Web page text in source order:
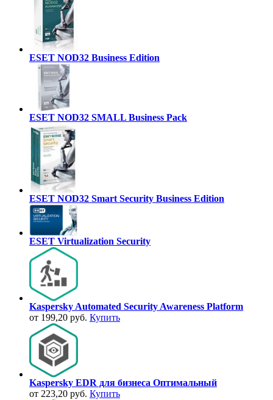
ESET NOD32 Business Edition
ESET NOD32 SMALL Business Pack
ESET NOD32 Smart Security Business Edition
ESET Virtualization Security
Kaspersky Automated Security Awareness Platform
от 199,20 руб. Купить
Kaspersky EDR для бизнеса Оптимальный
от 223,20 руб. Купить